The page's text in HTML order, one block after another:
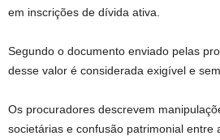
em inscrições de dívida ativa.
Segundo o documento enviado pelas
desse valor é considerada exigível e
Os procuradores descrevem
societárias e confusão patrimonial entre